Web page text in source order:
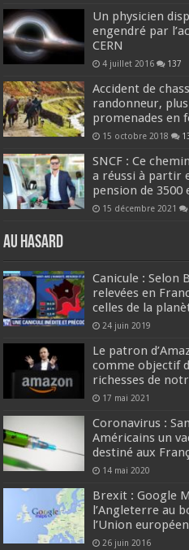
Un physicien
engendré par
CERN
4 juillet 2016 137
Accident de
randonneur,
promenades en
15 octobre 2018
SNCF : Ce
a réussi à partir
pension de 3500
15 décembre 2021
Au hasard
Canicule : Selon
relevées en
celles de la
24 juin 2019
Le patron
comme objectif
richesses de
17 mai 2021
Coronavirus :
Américains un
destiné aux
14 mai 2020
Brexit : Google
l’Angleterre au
l’Union
26 juin 2016